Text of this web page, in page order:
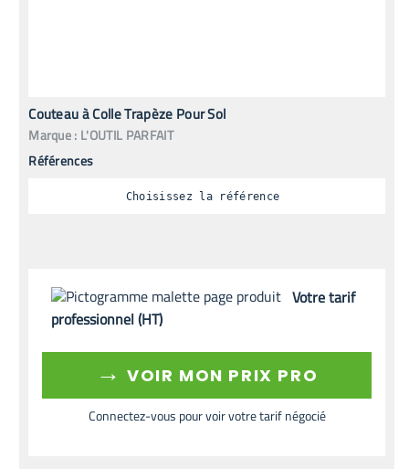
Couteau à Colle Trapèze Pour Sol
Marque : L'OUTIL PARFAIT
Références
Choisissez la référence
Votre tarif
professionnel (HT)
→ VOIR MON PRIX PRO
Connectez-vous pour voir votre tarif négocié